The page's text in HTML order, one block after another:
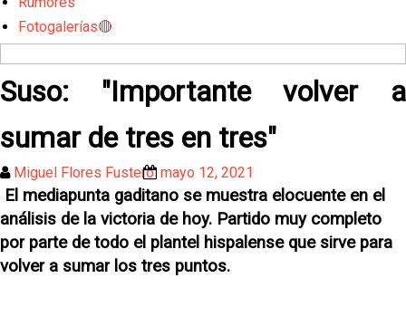
Fotogalerías🔴
Suso: "Importante volver a
sumar de tres en tres"
Miguel Flores Fustero mayo 12, 2021
El mediapunta gaditano se muestra elocuente en el
análisis de la victoria de hoy. Partido muy completo
por parte de todo el plantel hispalense que sirve para
volver a sumar los tres puntos.